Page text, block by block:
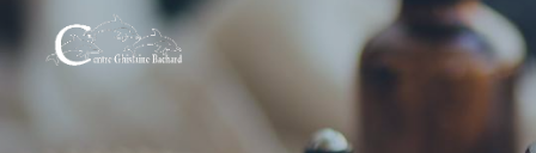
Panneau de gestion des cookies